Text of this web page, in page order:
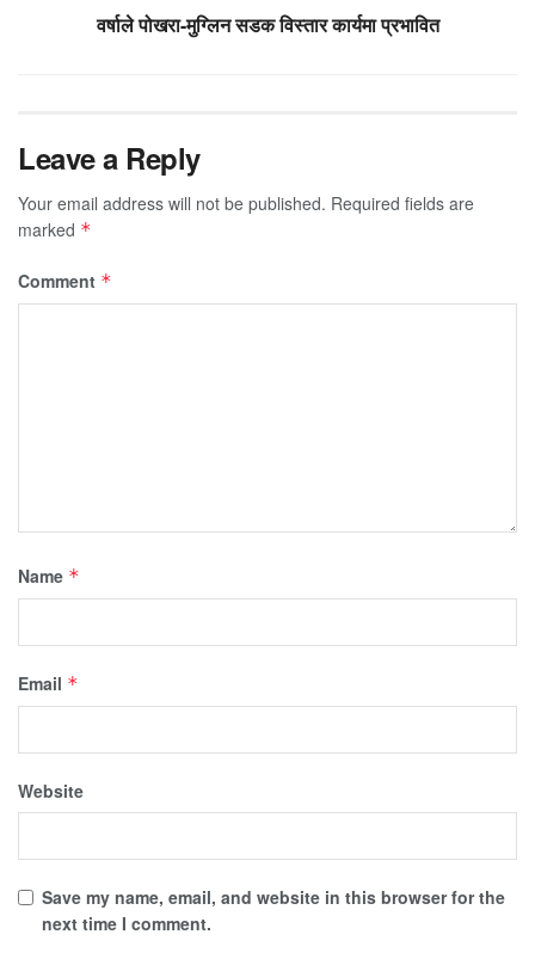
वर्षाले पोखरा-मुग्लिन सडक विस्तार कार्यमा प्रभावित
Leave a Reply
Your email address will not be published. Required fields are
marked *
Comment *
Name *
Email *
Website
Save my name, email, and website in this browser for the
next time I comment.